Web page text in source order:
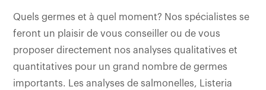
Quels germes et à quel moment? Nos spécialistes se
feront un plaisir de vous conseiller ou de vous
proposer directement nos analyses qualitatives et
quantitatives pour un grand nombre de germes
importants. Les analyses de salmonelles, Listeria